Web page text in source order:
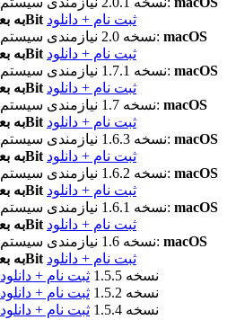
10.13 به بعد و پردازنده 64Bit ثبت نام + دانلود
نسخه 2.0نیازمندی سیستم: macOS
10.13 به بعد و پردازنده 64Bit ثبت نام + دانلود
نسخه 1.7.1نیازمندی سیستم: macOS
10.13 به بعد و پردازنده 64Bit ثبت نام + دانلود
نسخه 1.7نیازمندی سیستم: macOS
10.13 به بعد و پردازنده 64Bit ثبت نام + دانلود
نسخه 1.6.3نیازمندی سیستم: macOS
10.13 به بعد و پردازنده 64Bit ثبت نام + دانلود
نسخه 1.6.2نیازمندی سیستم: macOS
10.13 به بعد و پردازنده 64Bit ثبت نام + دانلود
نسخه 1.6.1نیازمندی سیستم: macOS
10.13 به بعد و پردازنده 64Bit ثبت نام + دانلود
نسخه 1.6نیازمندی سیستم: macOS
10.13 به بعد و پردازنده 64Bit ثبت نام + دانلود
نسخه 1.5.5
ثبت نام + دانلود
نسخه 1.5.2
ثبت نام + دانلود
نسخه 1.5.4
ثبت نام + دانلود